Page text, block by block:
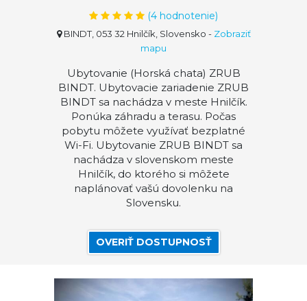
(4 hodnotenie)
BINDT, 053 32 Hnilčík, Slovensko - Zobraziť
mapu
Ubytovanie (Horská chata) ZRUB
BINDT. Ubytovacie zariadenie ZRUB
BINDT sa nachádza v meste Hnilčík.
Ponúka záhradu a terasu. Počas
pobytu môžete využívať bezplatné
Wi-Fi. Ubytovanie ZRUB BINDT sa
nachádza v slovenskom meste
Hnilčík, do ktorého si môžete
naplánovať vašú dovolenku na
Slovensku.
OVERIŤ DOSTUPNOSŤ